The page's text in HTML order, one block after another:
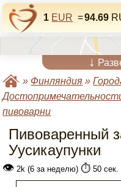
1 EUR =94.69
↓
» Финляндия »
пивоварни
Пивоваренный
Уусикаупунки
👁 2k (6 за неделю) ⏱️ 50 сек.